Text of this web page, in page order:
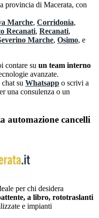
provincia di Macerata, con
Marche, Corridonia,
Recanati, Recanati,
Marche, Osimo, e
contare su un team interno
avanzate.
su Whatsapp o scrivi a
una consulenza o un
automazione cancelli
per chi desidera
a libro, rototraslanti
e impianti